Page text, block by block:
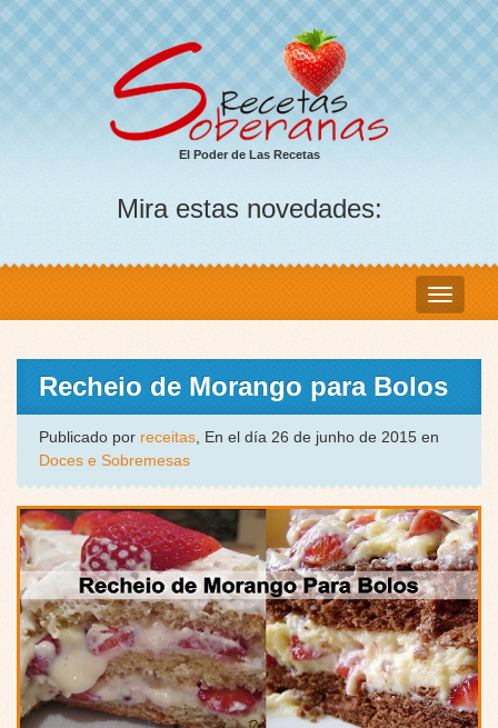
El Poder de Las Recetas
Mira estas novedades:
Recheio de Morango para Bolos
Publicado por receitas, En el día 26 de junho de 2015 en
Doces e Sobremesas